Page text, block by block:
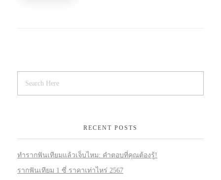
RECENT POSTS
ทำรากฟันเทียมแล้วเจ็บไหม: คำตอบที่คุณต้องรู้!
รากฟันเทียม 1 ซี่ ราคาเท่าไหร่ 2567